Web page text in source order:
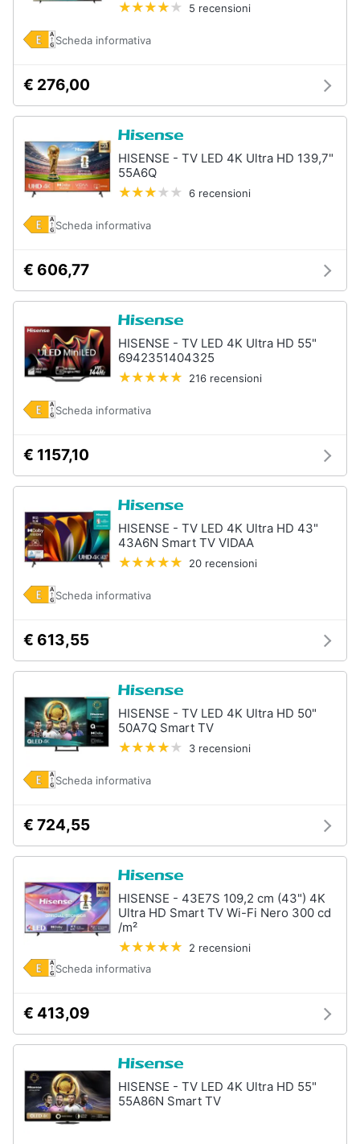
5 recensioni
Scheda informativa
€ 276,00
HISENSE - TV LED 4K Ultra HD 139,7"
55A6Q
6 recensioni
Scheda informativa
€ 606,77
HISENSE - TV LED 4K Ultra HD 55"
6942351404325
216 recensioni
Scheda informativa
€ 1157,10
HISENSE - TV LED 4K Ultra HD 43"
43A6N Smart TV VIDAA
20 recensioni
Scheda informativa
€ 613,55
HISENSE - TV LED 4K Ultra HD 50"
50A7Q Smart TV
3 recensioni
Scheda informativa
€ 724,55
HISENSE - 43E7S 109,2 cm (43") 4K
Ultra HD Smart TV Wi-Fi Nero 300 cd
/m²
2 recensioni
Scheda informativa
€ 413,09
HISENSE - TV LED 4K Ultra HD 55"
55A86N Smart TV